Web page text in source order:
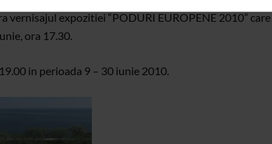
expozitiei “PODURI EUROPENE 2010” care
ora 17.30.
in perioada 9 – 30 iunie 2010.